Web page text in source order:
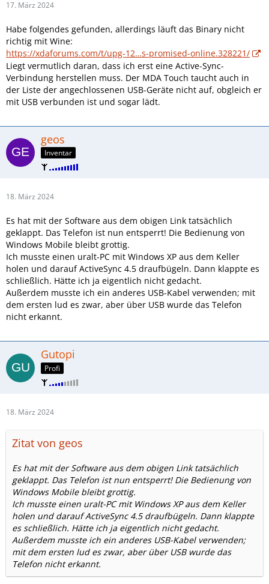
17. März 2024
Habe folgendes gefunden, allerdings läuft das Binary nicht
richtig mit Wine:
https://xdaforums.com/t/upg-12…s-promised-online.328221/
Liegt vermutlich daran, dass ich erst eine Active-Sync-
Verbindung herstellen muss. Der MDA Touch taucht auch in
der Liste der angechlossenen USB-Geräte nicht auf, obgleich er
mit USB verbunden ist und sogar lädt.
geos
Inventar
18. März 2024
Es hat mit der Software aus dem obigen Link tatsächlich
geklappt. Das Telefon ist nun entsperrt! Die Bedienung von
Windows Mobile bleibt grottig.
Ich musste einen uralt-PC mit Windows XP aus dem Keller
holen und darauf ActiveSync 4.5 draufbügeln. Dann klappte es
schließlich. Hätte ich ja eigentlich nicht gedacht.
Außerdem musste ich ein anderes USB-Kabel verwenden; mit
dem ersten lud es zwar, aber über USB wurde das Telefon
nicht erkannt.
Gutopi
Profi
18. März 2024
Zitat von geos
Es hat mit der Software aus dem obigen Link tatsächlich
geklappt. Das Telefon ist nun entsperrt! Die Bedienung von
Windows Mobile bleibt grottig.
Ich musste einen uralt-PC mit Windows XP aus dem Keller
holen und darauf ActiveSync 4.5 draufbügeln. Dann klappte
es schließlich. Hätte ich ja eigentlich nicht gedacht.
Außerdem musste ich ein anderes USB-Kabel verwenden;
mit dem ersten lud es zwar, aber über USB wurde das
Telefon nicht erkannt.